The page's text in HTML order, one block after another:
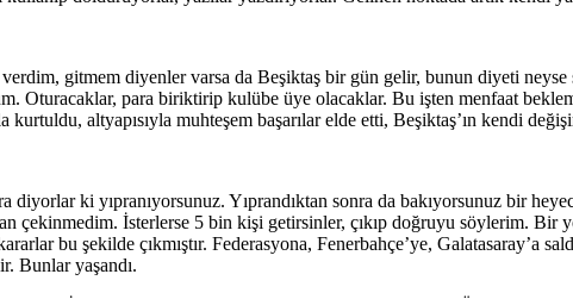
gitmem diyenler varsa da Beşiktaş bir gün gelir, bunun diyeti neyse
para biriktirip kulübe üye olacaklar. Bu işten menfaat
altyapısıyla muhteşem başarılar elde etti, Beşiktaş’ın kendi
ki yıpranıyorsunuz. Yıprandıktan sonra da bakıyorsunuz bir
çekinmedim. İsterlerse 5 bin kişi getirsinler, çıkıp doğruyu söylerim.
bu şekilde çıkmıştır. Federasyona, Fenerbahçe’ye, Galatasaray’a
Bunlar yaşandı.